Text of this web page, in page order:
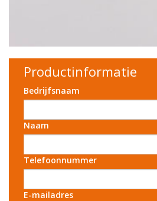
Productinformatie
Bedrijfsnaam
Naam
Telefoonnummer
E-mailadres